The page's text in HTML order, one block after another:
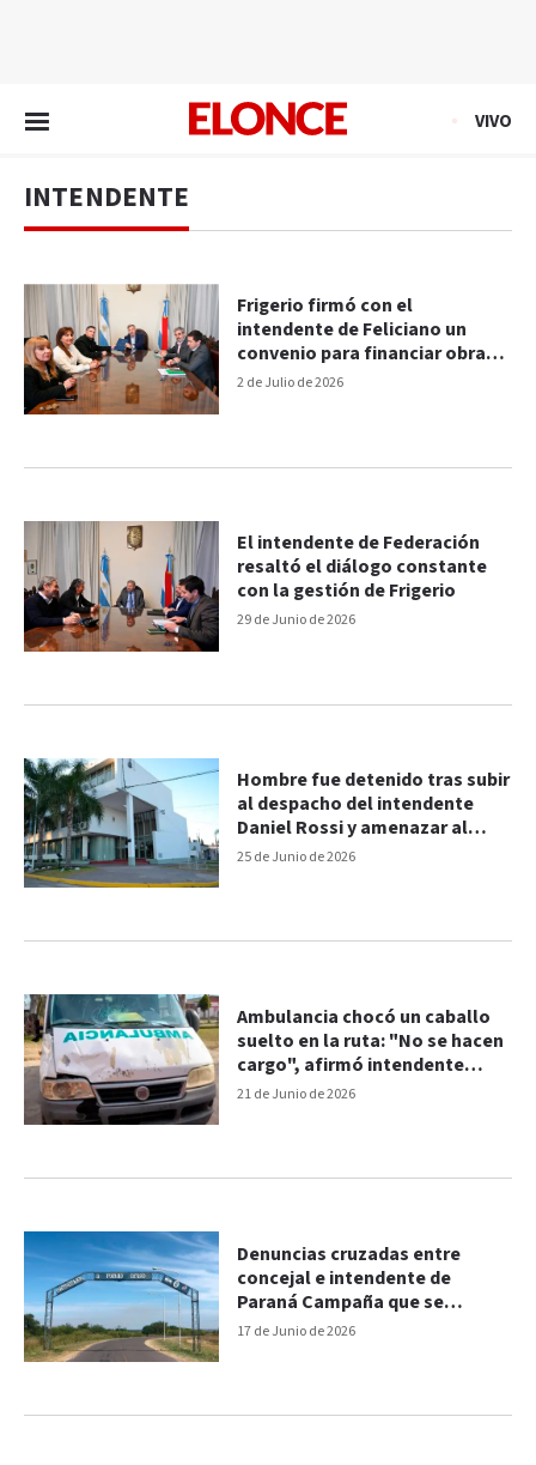
VIVO
INTENDENTE
2 de Julio de 2026
Frigerio firmó con el
intendente de Feliciano un
convenio para financiar obras
sanitarias
29 de Junio de 2026
El intendente de Federación
resaltó el diálogo constante
con la gestión de Frigerio
25 de Junio de 2026
Hombre fue detenido tras subir
al despacho del intendente
Daniel Rossi y amenazar al
personal municipal
21 de Junio de 2026
Ambulancia chocó un caballo
suelto en la ruta: "No se hacen
cargo", afirmó intendente
entrerriano
17 de Junio de 2026
Denuncias cruzadas entre
concejal e intendente de
Paraná Campaña que se
tomaron a golpes